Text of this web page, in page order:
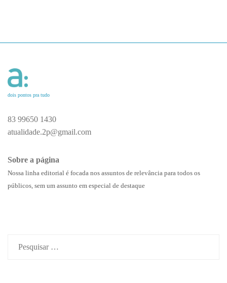
dois pontos pra tudo
83 99650 1430
atualidade.2p@gmail.com
Sobre a página
Nossa linha editorial é focada nos assuntos de relevância para todos os
públicos, sem um assunto em especial de destaque